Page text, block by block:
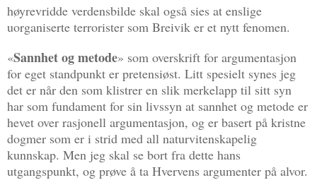
høyrevridde verdensbilde skal også sies at enslige
uorganiserte terrorister som Breivik er et nytt fenomen.
«Sannhet og metode» som overskrift for argumentasjon
for eget standpunkt er pretensiøst. Litt spesielt synes jeg
det er når den som klistrer en slik merkelapp til sitt syn
har som fundament for sin livssyn at sannhet og metode er
hevet over rasjonell argumentasjon, og er basert på kristne
dogmer som er i strid med all naturvitenskapelig
kunnskap. Men jeg skal se bort fra dette hans
utgangspunkt, og prøve å ta Hvervens argumenter på alvor.